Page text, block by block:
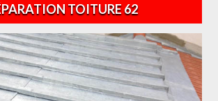
TOITURE 62